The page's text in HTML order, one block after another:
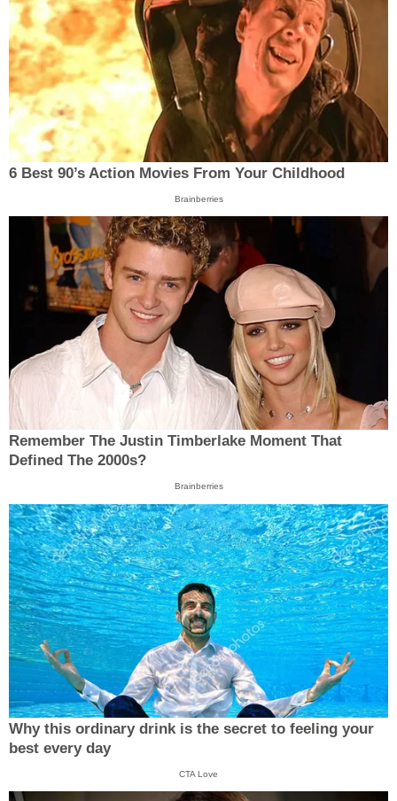
6 Best 90’s Action Movies From Your Childhood
Brainberries
Remember The Justin Timberlake Moment That
Defined The 2000s?
Brainberries
Why this ordinary drink is the secret to feeling your
best every day
CTA Love